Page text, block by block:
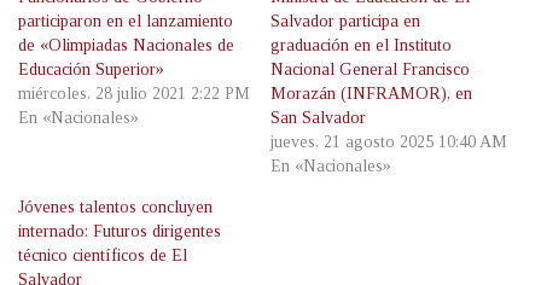
participaron en el lanzamiento
de «Olimpiadas Nacionales de
Educación Superior»
miércoles, 28 julio 2021 2:22 PM
En «Nacionales»
Salvador participa en
graduación en el Instituto
Nacional General Francisco
Morazán (INFRAMOR), en
San Salvador
jueves, 21 agosto 2025 10:40 AM
En «Nacionales»
Jóvenes talentos concluyen
internado: Futuros dirigentes
técnico científicos de El
Salvador